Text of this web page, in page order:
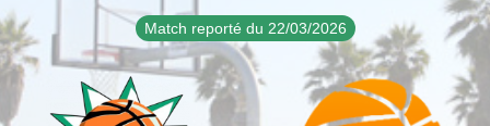
Match reporté du 22/03/2026